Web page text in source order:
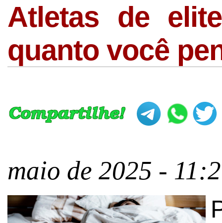
Atletas de
quanto você
maio de 2025 -